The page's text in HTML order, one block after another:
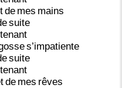
de mes mains
suite
s’impatiente
suite
de mes rêves